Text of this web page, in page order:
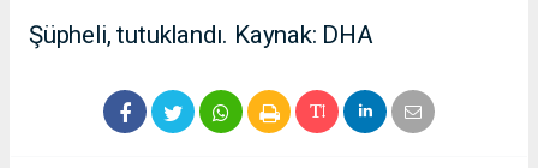
Şüpheli, tutuklandı. Kaynak: DHA